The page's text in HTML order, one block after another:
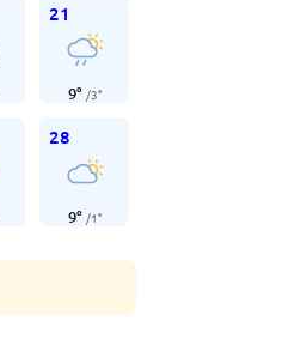
21
9° /3°
28
9° /1°